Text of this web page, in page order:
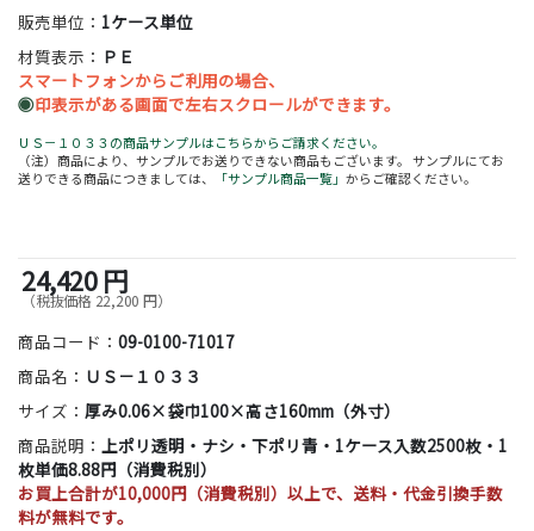
販売単位： 1ケース単位
材質表示： ＰＥ
スマートフォンからご利用の場合、
◉印表示がある画面で左右スクロールができます。
ＵＳ－１０３３の商品サンプルはこちらからご請求ください。
（注）商品により、サンプルでお送りできない商品もございます。 サンプルにてお
送りできる商品につきましては、
「サンプル商品一覧」 からご確認ください。
24,420 円
（税抜価格 22,200 円）
商品コード：09-0100-71017
商品名： ＵＳ－１０３３
サイズ：厚み0.06×袋巾100×高さ160mm（外寸）
商品説明：上ポリ透明・ナシ・下ポリ青・1ケース入数2500枚・1
枚単価8.88円（消費税別）
お買上合計が10,000円（消費税別）以上で、送料・代金引換手数
料が無料です。